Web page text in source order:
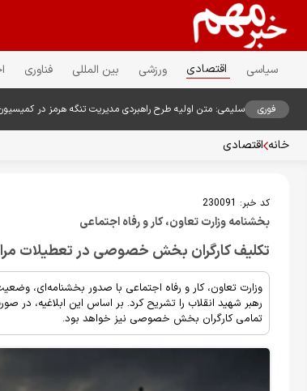
سیاسی اقتصادی ورزشی بین المللی فناوری
فوری سلیمی: متن اولیه طرح راهبردی مدیریت تنگه هرمز در
خانه اقتصادی
کد خبر: 230091
بخشنامه وزارت تعاون، کار و رفاه اجتماعی
تکلیف کارگران بخش خصوصی در تعطیلات
وزارت تعاون، کار و رفاه اجتماعی با صدور بخشنامه‌ای،
رهبر شهید انقلاب را تشریح کرد. بر اساس این ابلاغیه،
تمامی کارگران بخش خصوصی نیز خواهد بود.